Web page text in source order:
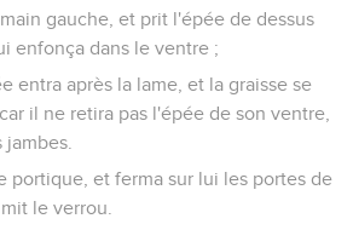
gauche, et prit l'épée de dessus
enfonça dans le ventre ;
entra après la lame, et la graisse se
il ne retira pas l'épée de son ventre,
portique, et ferma sur lui les portes de
le verrou.